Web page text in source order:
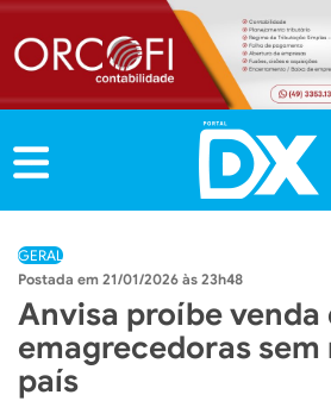
GERAL
21/01/2026 às 23h48
Anvisa proíbe venda
emagrecedoras
país